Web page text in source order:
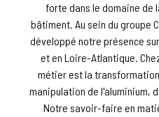
forte dans le domaine de
bâtiment. Au sein du groupe
développé notre présence
et en Loire-Atlantique.
métier est la
manipulation de l'aluminium,
Notre savoir-faire en